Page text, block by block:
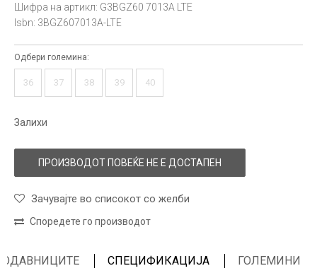
Шифра на артикл: G3BGZ60 7013A LTE
Isbn: 3BGZ607013A-LTE
Одбери големина:
36 37 38 39 40
Залихи
ПРОИЗВОДОТ ПОВЕЌЕ НЕ Е ДОСТАПЕН
Зачувајте во списокот со желби
Споредете го производот
СПЕЦИФИКАЦИЈА ГОЛЕМИНИ